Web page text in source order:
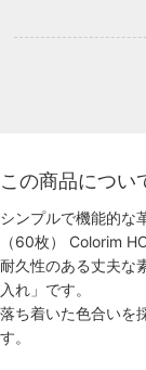
この商品につい
シンプルで機能的
（60枚） Colorim
耐久性のある丈夫な
入れ」です。
落ち着いた色合いを
す。